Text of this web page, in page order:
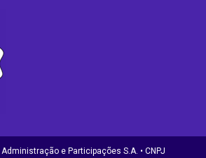
e Participações S.A. • CNPJ